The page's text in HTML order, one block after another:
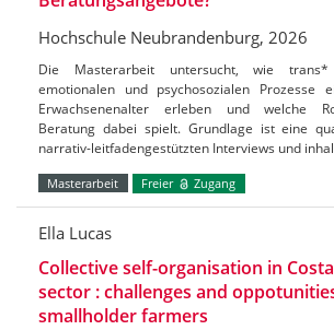
Hochschule Neubrandenburg, 2026
Die Masterarbeit untersucht, wie trans*
emotionalen und psychosozialen Prozesse
Erwachsenenalter erleben und welche
Beratung dabei spielt. Grundlage ist eine
narrativ-leitfadengestützten Interviews und
Masterarbeit Freier Zugang
Ella Lucas
Collective self-organisation in
sector : challenges and
smallholder farmers